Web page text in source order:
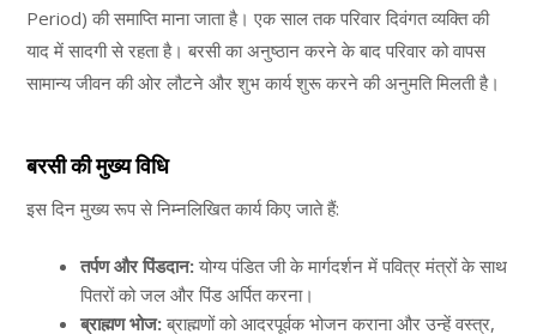
Period) की समाप्ति माना जाता है। एक साल तक परिवार दिवंगत व्यक्ति की
याद में सादगी से रहता है। बरसी का अनुष्ठान करने के बाद परिवार को वापस
सामान्य जीवन की ओर लौटने और शुभ कार्य शुरू करने की अनुमति मिलती है।
बरसी की मुख्य विधि
इस दिन मुख्य रूप से निम्नलिखित कार्य किए जाते हैं:
तर्पण और पिंडदान: योग्य पंडित जी के मार्गदर्शन में पवित्र मंत्रों के साथ
पितरों को जल और पिंड अर्पित करना।
ब्राह्मण भोज: ब्राह्मणों को आदरपूर्वक भोजन कराना और उन्हें वस्त्र,